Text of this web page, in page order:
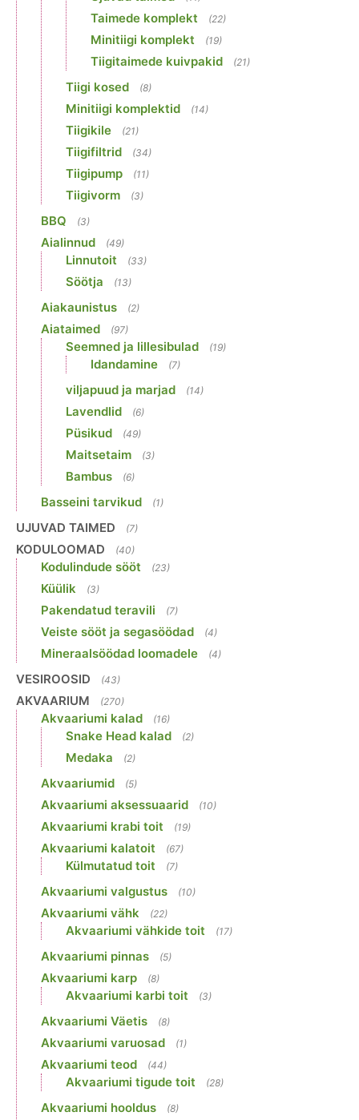
Taimede komplekt (22)
Minitiigi komplekt (19)
Tiigitaimede kuivpakid (21)
Tiigi kosed (8)
Minitiigi komplektid (14)
Tiigikile (21)
Tiigifiltrid (34)
Tiigipump (11)
Tiigivorm (3)
BBQ (3)
Aialinnud (49)
Linnutoit (33)
Söötja (13)
Aiakaunistus (2)
Aiataimed (97)
Seemned ja lillesibulad (19)
Idandamine (7)
viljapuud ja marjad (14)
Lavendlid (6)
Püsikud (49)
Maitsetaim (3)
Bambus (6)
Basseini tarvikud (1)
UJUVAD TAIMED (7)
KODULOOMAD (40)
Kodulindude sööt (23)
Küülik (3)
Pakendatud teravili (7)
Veiste sööt ja segasöödad (4)
Mineraalsöödad loomadele (4)
VESIROOSID (43)
AKVAARIUM (270)
Akvaariumi kalad (16)
Snake Head kalad (2)
Medaka (2)
Akvaariumid (5)
Akvaariumi aksessuaarid (10)
Akvaariumi krabi toit (19)
Akvaariumi kalatoit (67)
Külmutatud toit (7)
Akvaariumi valgustus (10)
Akvaariumi vähk (22)
Akvaariumi vähkide toit (17)
Akvaariumi pinnas (5)
Akvaariumi karp (8)
Akvaariumi karbi toit (3)
Akvaariumi Väetis (8)
Akvaariumi varuosad (1)
Akvaariumi teod (44)
Akvaariumi tigude toit (28)
Akvaariumi hooldus (8)